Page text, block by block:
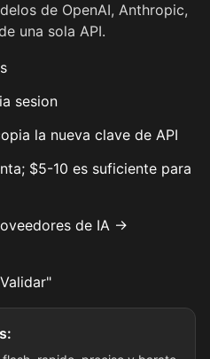
de OpenAI, Anthropic,
una sola API.
sesion
la nueva clave de API
$5-10 es suficiente para
de IA →